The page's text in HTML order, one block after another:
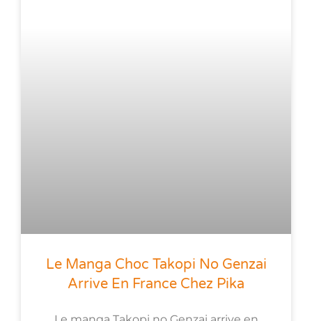
Le Manga Choc Takopi No Genzai
Arrive En France Chez Pika